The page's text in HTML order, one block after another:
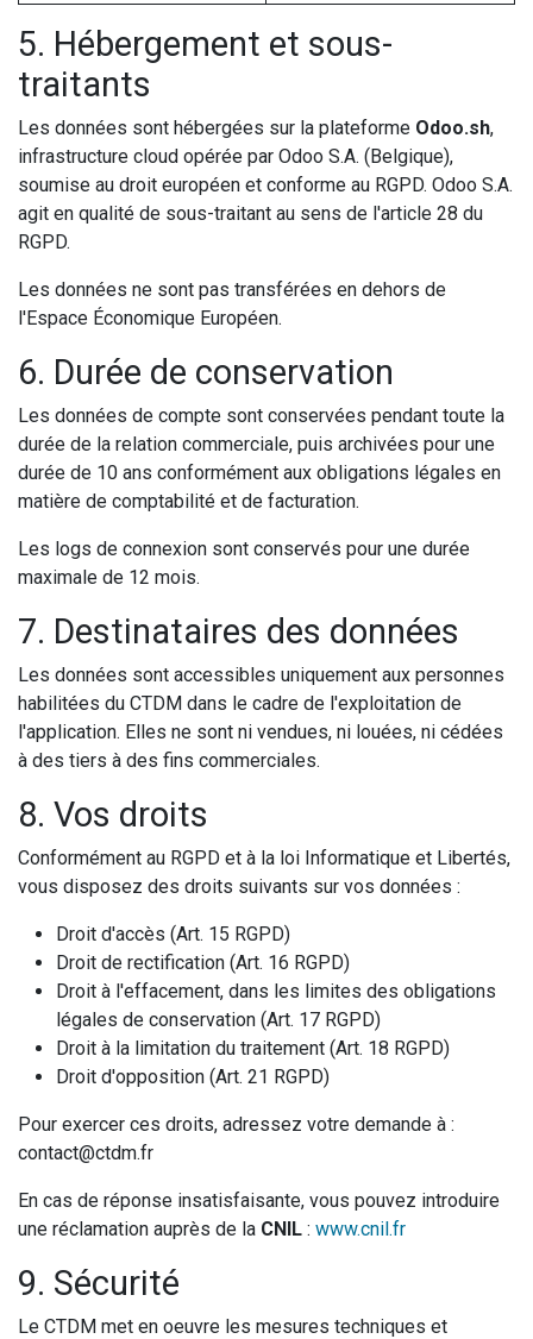
5. Hébergement et sous-
traitants
Les données sont hébergées sur la plateforme Odoo.sh,
infrastructure cloud opérée par Odoo S.A. (Belgique),
soumise au droit européen et conforme au RGPD. Odoo S.A.
agit en qualité de sous-traitant au sens de l'article 28 du
RGPD.
Les données ne sont pas transférées en dehors de
l'Espace Économique Européen.
6. Durée de conservation
Les données de compte sont conservées pendant toute la
durée de la relation commerciale, puis archivées pour une
durée de 10 ans conformément aux obligations légales en
matière de comptabilité et de facturation.
Les logs de connexion sont conservés pour une durée
maximale de 12 mois.
7. Destinataires des données
Les données sont accessibles uniquement aux personnes
habilitées du CTDM dans le cadre de l'exploitation de
l'application. Elles ne sont ni vendues, ni louées, ni cédées
à des tiers à des fins commerciales.
8. Vos droits
Conformément au RGPD et à la loi Informatique et Libertés,
vous disposez des droits suivants sur vos données :
Droit d'accès (Art. 15 RGPD)
Droit de rectification (Art. 16 RGPD)
Droit à l'effacement, dans les limites des obligations
légales de conservation (Art. 17 RGPD)
Droit à la limitation du traitement (Art. 18 RGPD)
Droit d'opposition (Art. 21 RGPD)
Pour exercer ces droits, adressez votre demande à :
contact@ctdm.fr
En cas de réponse insatisfaisante, vous pouvez introduire
une réclamation auprès de la CNIL : www.cnil.fr
9. Sécurité
Le CTDM met en oeuvre les mesures techniques et